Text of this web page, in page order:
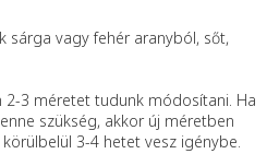
sárga vagy fehér aranyból, sőt,
2-3 méretet tudunk módosítani. Ha
szükség, akkor új méretben
3-4 hetet vesz igénybe.